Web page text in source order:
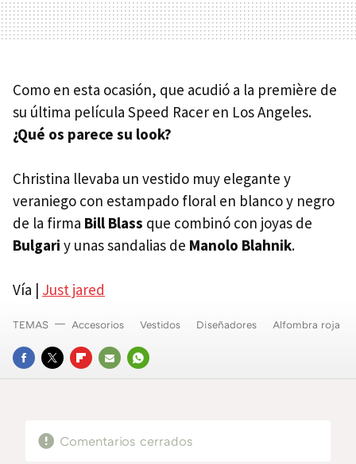
Como en esta ocasión, que acudió a la première de
su última película Speed Racer en Los Angeles.
¿Qué os parece su look?
Christina llevaba un vestido muy elegante y
veraniego con estampado floral en blanco y negro
de la firma Bill Blass que combinó con joyas de
Bulgari y unas sandalias de Manolo Blahnik.
Vía | Just jared
FACEBOOK
TWITTERFLIPBOARD
E-
WHATSAPP
TEMAS Accesorios Vestidos Diseñadores Alfombra roja
Comentarios cerrados